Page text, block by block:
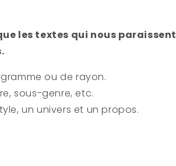
les textes qui nous paraissent
ou de rayon.
sous-genre, etc.
un univers et un propos.